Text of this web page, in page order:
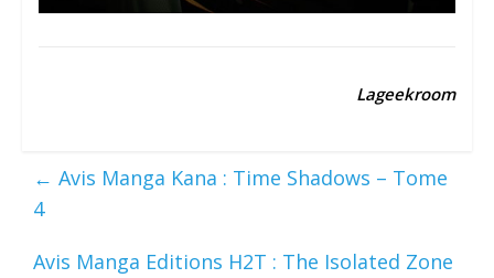
Lageekroom
← Avis Manga Kana : Time Shadows – Tome
4
Avis Manga Editions H2T : The Isolated Zone